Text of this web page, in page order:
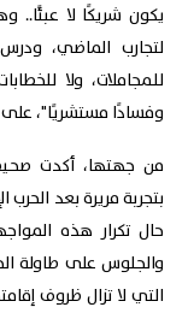
يكون شريكًا لا عبئًا..
لتجارب الماضي،
للمجاملات، ولا
وفسادًا مستشريًا"، على
من جهتها، أكدت
بتجربة مريرة بعد الحرب
حال تكرار هذه
والجلوس على طاولة
التي لا تزال ظروف